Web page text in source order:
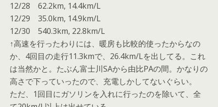
12/28 62.2km, 14.4km/L
12/29 35.0km, 14.9km/L
12/30 540.3km, 22.8km/L
↑高速を行ったわりには、暖房も比較的使ったからなの
か、4回目の走行11.3kmで、26.4km/Lを出してる。これ
は当然かと。たぶん富士川SAから由比PAの間。かなりの
高さで下っていったので、充電しかしてないぐらい。
ただ、1回目にガソリンを入れに行ったのを除いて、全